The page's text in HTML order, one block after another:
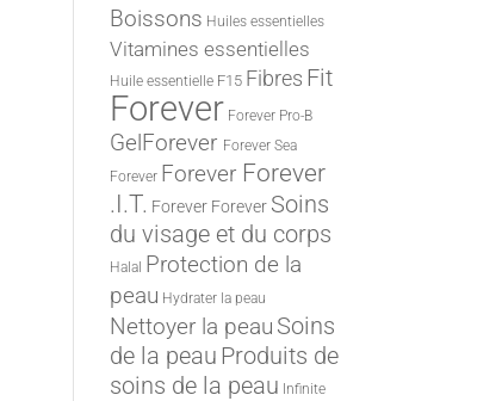
Boissons Huiles essentielles
Vitamines essentielles
Huile essentielle F15 Fibres Fit
Forever Forever Pro-B
GelForever Forever Sea
Forever Forever Forever
.I.T. Forever Forever Soins
du visage et du corps
Halal Protection de la
peau Hydrater la peau
Nettoyer la peau Soins
de la peau Produits de
soins de la peau Infinite